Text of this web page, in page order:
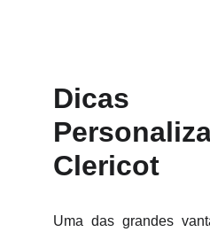
Clericot
Uma das grandes